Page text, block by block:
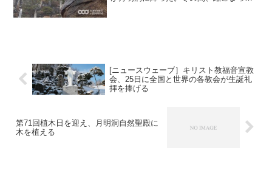
[ニュースウェーブ］キリスト教福音宣教
会、25日に全国と世界の各教会が生誕礼
拝を捧げる
第71回植木日を迎え、月明洞自然聖殿に
木を植える